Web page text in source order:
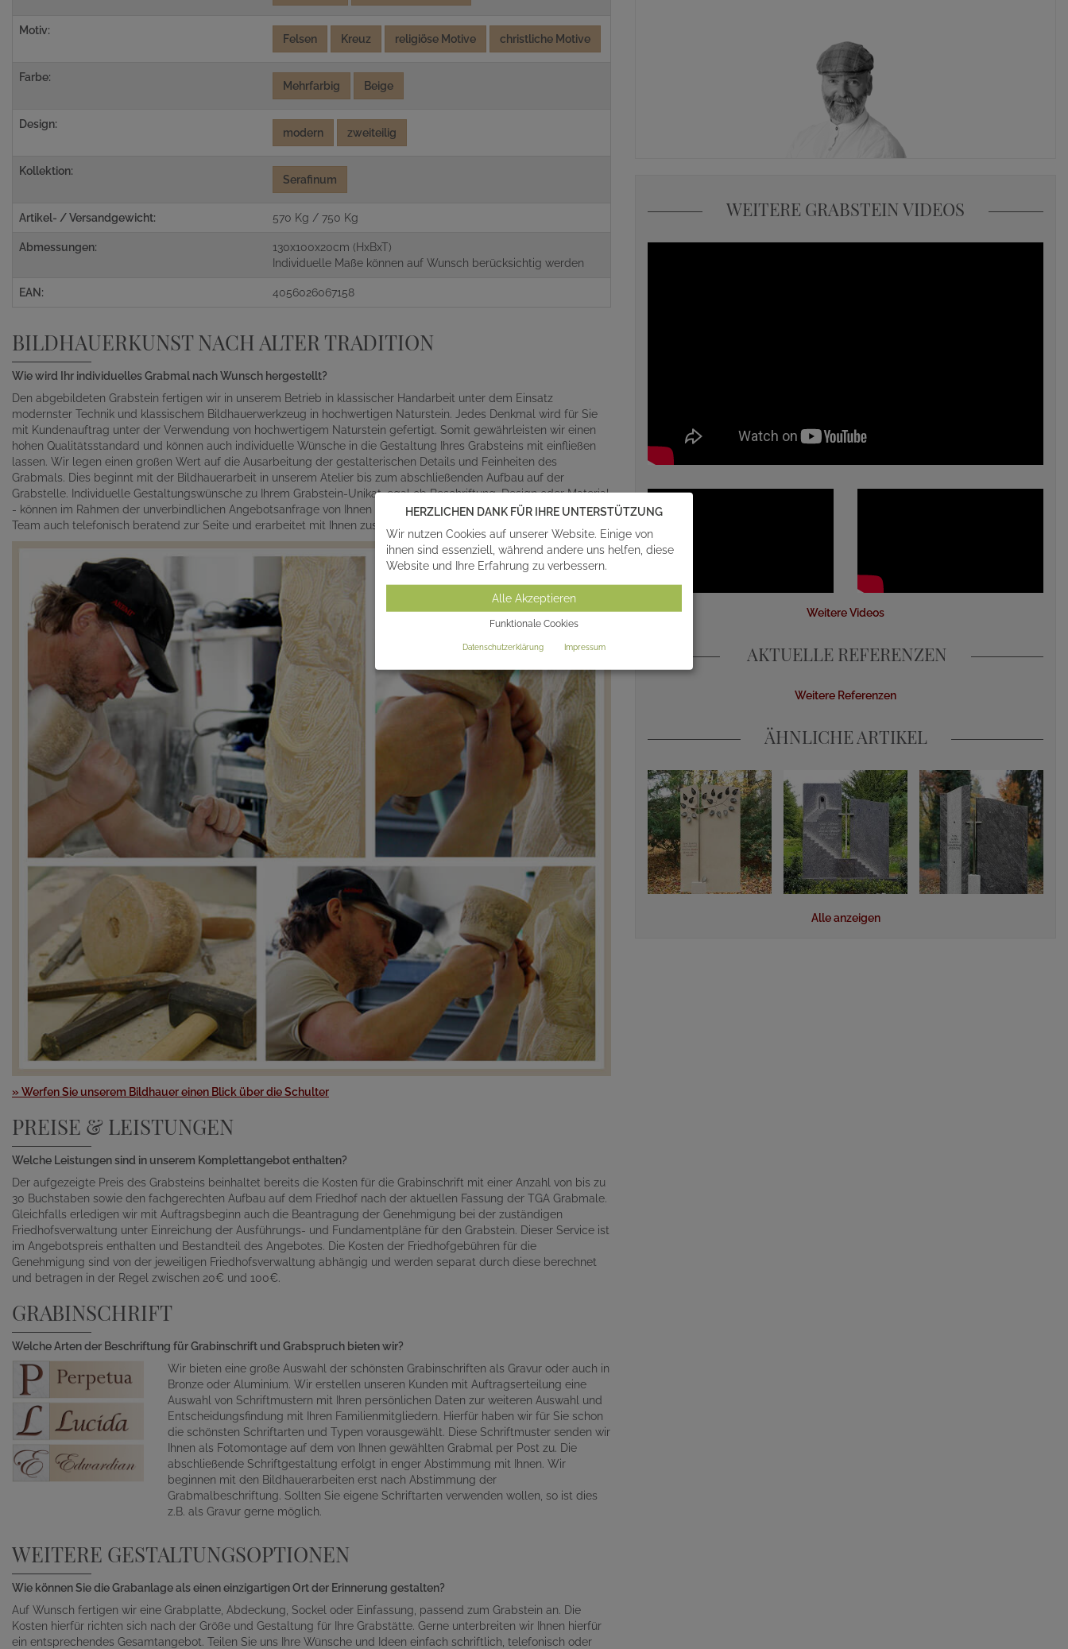
Motiv:
Felsen Kreuz religiöse Motive christliche Motive
Farbe:
Mehrfarbig Beige
Design:
modern zweiteilig
Kollektion:
Serafinum
Artikel- / Versandgewicht: 570 Kg / 750 Kg
Abmessungen:
130x100x20cm (HxBxT)
Individuelle Maße können auf Wunsch berücksichtig werden
EAN: 4056026067158
BILDHAUERKUNST NACH ALTER TRADITION
Wie wird Ihr individuelles Grabmal nach Wunsch hergestellt?
Den abgebildeten Grabstein fertigen wir in unserem Betrieb in klassischer Handarbeit unter dem Einsatz
modernster Technik und klassischem Bildhauerwerkzeug in hochwertigen Naturstein. Jedes Denkmal wird für Sie
mit Kundenauftrag unter der Verwendung von hochwertigem Naturstein gefertigt. Somit gewährleisten wir einen
hohen Qualitätsstandard und können auch individuelle Wünsche in die Gestaltung Ihres Grabsteins mit einfließen
lassen. Wir legen einen großen Wert auf die Ausarbeitung der gestalterischen Details und Feinheiten des
Grabmals. Dies beginnt mit der Bildhauerarbeit in unserem Atelier bis zum abschließenden Aufbau auf der
Grabstelle. Individuelle Gestaltungswünsche zu Ihrem Grabstein-Unikat, egal ob Beschriftung, Design oder Material
- können im Rahmen der unverbindlichen Angebotsanfrage von Ihnen mit angefragt werden. Gern steht Ihnen unser
Team auch telefonisch beratend zur Seite und erarbeitet mit Ihnen zusammen einen individuellen Grabmalentwurf.
» Werfen Sie unserem Bildhauer einen Blick über die Schulter
PREISE & LEISTUNGEN
Welche Leistungen sind in unserem Komplettangebot enthalten?
Der aufgezeigte Preis des Grabsteins beinhaltet bereits die Kosten für die Grabinschrift mit einer Anzahl von bis zu
30 Buchstaben sowie den fachgerechten Aufbau auf dem Friedhof nach der aktuellen Fassung der TGA Grabmale.
Gleichfalls erledigen wir mit Auftragsbeginn auch die Beantragung der Genehmigung bei der zuständigen
Friedhofsverwaltung unter Einreichung der Ausführungs- und Fundamentpläne für den Grabstein. Dieser Service ist
im Angebotspreis enthalten und Bestandteil des Angebotes. Die Kosten der Friedhofgebühren für die
Genehmigung sind von der jeweiligen Friedhofsverwaltung abhängig und werden separat durch diese berechnet
und betragen in der Regel zwischen 20€ und 100€.
GRABINSCHRIFT
Welche Arten der Beschriftung für Grabinschrift und Grabspruch bieten wir?
Wir bieten eine große Auswahl der schönsten Grabinschriften als Gravur oder auch in
Bronze oder Aluminium. Wir erstellen unseren Kunden mit Auftragserteilung eine
Auswahl von Schriftmustern mit Ihren persönlichen Daten zur weiteren Auswahl und
Entscheidungsfindung mit Ihren Familienmitgliedern. Hierfür haben wir für Sie schon
die schönsten Schriftarten und Typen vorausgewählt. Diese Schriftmuster senden wir
Ihnen als Fotomontage auf dem von Ihnen gewählten Grabmal per Post zu. Die
abschließende Schriftgestaltung erfolgt in enger Abstimmung mit Ihnen. Wir
beginnen mit den Bildhauerarbeiten erst nach Abstimmung der
Grabmalbeschriftung. Sollten Sie eigene Schriftarten verwenden wollen, so ist dies
z.B. als Gravur gerne möglich.
WEITERE GESTALTUNGSOPTIONEN
Wie können Sie die Grabanlage als einen einzigartigen Ort der Erinnerung gestalten?
Auf Wunsch fertigen wir eine Grabplatte, Abdeckung, Sockel oder Einfassung, passend zum Grabstein an. Die
Kosten hierfür richten sich nach der Größe und Gestaltung für Ihre Grabstätte. Gerne unterbreiten wir Ihnen hierfür
ein entsprechendes Gesamtangebot. Teilen Sie uns Ihre Wünsche und Ideen einfach schriftlich, telefonisch oder
WEITERE GRABSTEIN VIDEOS
Weitere Videos
AKTUELLE REFERENZEN
Weitere Referenzen
ÄHNLICHE ARTIKEL
Alle anzeigen
HERZLICHEN DANK FÜR IHRE UNTERSTÜTZUNG
Wir nutzen Cookies auf unserer Website. Einige von
ihnen sind essenziell, während andere uns helfen, diese
Website und Ihre Erfahrung zu verbessern.
Alle Akzeptieren
Funktionale Cookies
Datenschutzerklärung Impressum